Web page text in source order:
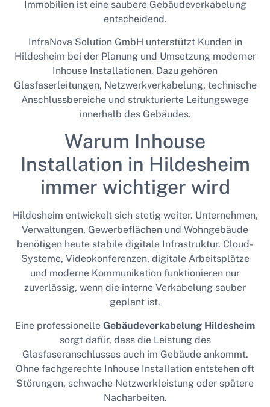
Immobilien ist eine saubere Gebäudeverkabelung
entscheidend.
InfraNova Solution GmbH unterstützt Kunden in
Hildesheim bei der Planung und Umsetzung moderner
Inhouse Installationen. Dazu gehören
Glasfaserleitungen, Netzwerkverkabelung, technische
Anschlussbereiche und strukturierte Leitungswege
innerhalb des Gebäudes.
Warum Inhouse
Installation in Hildesheim
immer wichtiger wird
Hildesheim entwickelt sich stetig weiter. Unternehmen,
Verwaltungen, Gewerbeflächen und Wohngebäude
benötigen heute stabile digitale Infrastruktur. Cloud-
Systeme, Videokonferenzen, digitale Arbeitsplätze
und moderne Kommunikation funktionieren nur
zuverlässig, wenn die interne Verkabelung sauber
geplant ist.
Eine professionelle Gebäudeverkabelung Hildesheim
sorgt dafür, dass die Leistung des
Glasfaseranschlusses auch im Gebäude ankommt.
Ohne fachgerechte Inhouse Installation entstehen oft
Störungen, schwache Netzwerkleistung oder spätere
Nacharbeiten.